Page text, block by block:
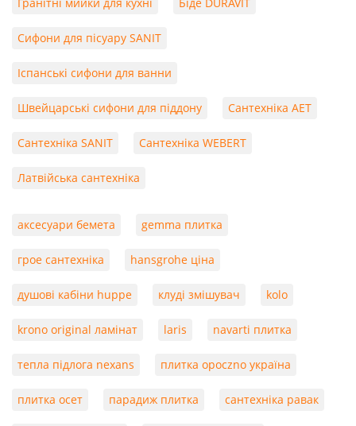
Сифони для пісуару SANIT
Іспанські сифони для ванни
Швейцарські сифони для піддону Сантехніка AET
Сантехніка SANIT Сантехніка WEBERT
Латвійська сантехніка
аксесуари бемета gemma плитка
грое сантехніка hansgrohe ціна
душові кабіни huppe клуді змішувач kolo
krono original ламінат laris navarti плитка
тепла підлога nexans плитка opoczno україна
плитка осет парадиж плитка сантехніка равак